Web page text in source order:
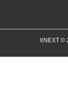
XNEXT ©